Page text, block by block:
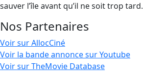
sauver l’île avant qu’il ne soit trop tard.
Nos Partenaires
Voir sur AllocCiné
Voir la bande annonce sur Youtube
Voir sur TheMovie Database